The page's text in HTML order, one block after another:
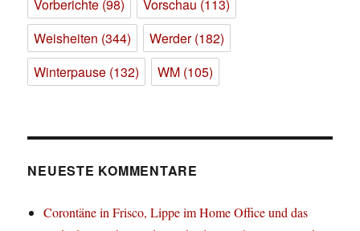
Vorberichte (98) Vorschau (113)
Weisheiten (344) Werder(182)
Winterpause (132) WM (105)
NEUESTE KOMMENTARE
Corontäne in Frisco, Lippe im Home Office und das